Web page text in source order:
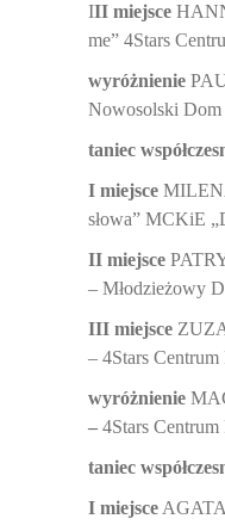
III miejsce
me” 4Stars
wyróżnienie
Nowosolski
taniec
I miejsce
słowa” MCKiE
II miejsce
– Młodzieżowy
III miejsce
– 4Stars
wyróżnienie
– 4Stars
taniec
I miejsce